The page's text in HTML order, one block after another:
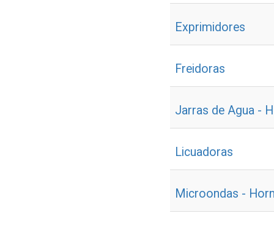
Exprimidores
Freidoras
Jarras de Agua -
Licuadoras
Microondas -